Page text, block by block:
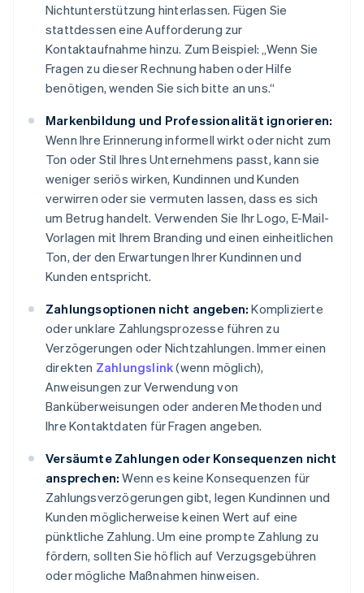
Nichtunterstützung hinterlassen. Fügen Sie
stattdessen eine Aufforderung zur
Kontaktaufnahme hinzu. Zum Beispiel: „Wenn Sie
Fragen zu dieser Rechnung haben oder Hilfe
benötigen, wenden Sie sich bitte an uns.“
Markenbildung und Professionalität ignorieren:
Wenn Ihre Erinnerung informell wirkt oder nicht zum
Ton oder Stil Ihres Unternehmens passt, kann sie
weniger seriös wirken, Kundinnen und Kunden
verwirren oder sie vermuten lassen, dass es sich
um Betrug handelt. Verwenden Sie Ihr Logo, E-Mail-
Vorlagen mit Ihrem Branding und einen einheitlichen
Ton, der den Erwartungen Ihrer Kundinnen und
Kunden entspricht.
Zahlungsoptionen nicht angeben: Komplizierte
oder unklare Zahlungsprozesse führen zu
Verzögerungen oder Nichtzahlungen. Immer einen
direkten Zahlungslink(wenn möglich),
Anweisungen zur Verwendung von
Banküberweisungen oder anderen Methoden und
Ihre Kontaktdaten für Fragen angeben.
Versäumte Zahlungen oder Konsequenzen nicht
ansprechen: Wenn es keine Konsequenzen für
Zahlungsverzögerungen gibt, legen Kundinnen und
Kunden möglicherweise keinen Wert auf eine
pünktliche Zahlung. Um eine prompte Zahlung zu
fördern, sollten Sie höflich auf Verzugsgebühren
oder mögliche Maßnahmen hinweisen.